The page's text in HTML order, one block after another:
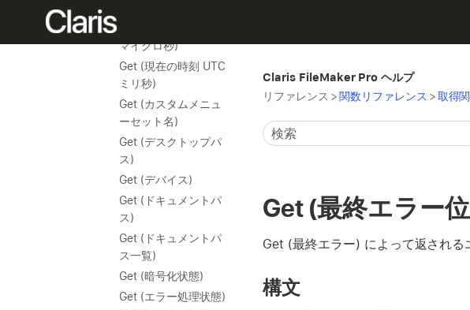
マイクロ秒)
Get (現在の時刻 UTC
ミリ秒)
Get (カスタムメニュ
ーセット名)
Get (デスクトップパ
ス)
Get (デバイス)
Get (ドキュメントパ
ス)
Get (ドキュメントパ
ス一覧)
Get (暗号化状態)
Get (エラー処理状態)
Claris FileMaker Pro ヘルプ
リファレンス >関数リファレンス >取得
Get (最終エラー
Get (最終エラー) によって返される
構文